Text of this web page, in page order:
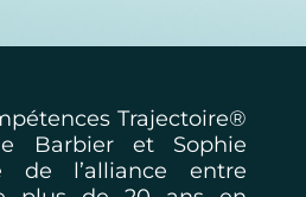
Trajectoire®
Barbier et Sophie
de l’alliance entre